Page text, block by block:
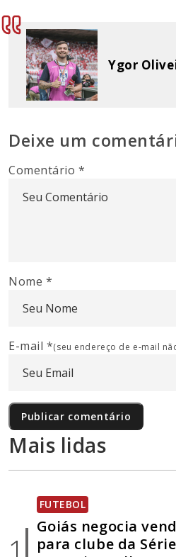
Ygor
Deixe um
Comentário*
Nome *
E-mail *(seu endereço de e-mail
Mais lidas
FUTEBOL
Goiás negocia
para clube da